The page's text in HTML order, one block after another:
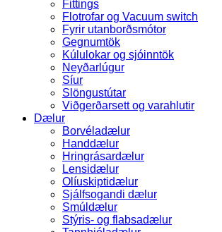
Fittings
Flotrofar og Vacuum switch
Fyrir utanborðsmótor
Gegnumtök
Kúlulokar og sjóinntök
Neyðarlúgur
Síur
Slöngustútar
Viðgerðarsett og varahlutir
Dælur
Borvéladælur
Handdælur
Hringrásardælur
Lensidælur
Olíuskiptidælur
Sjálfsogandi dælur
Smúldælur
Stýris- og flabsadælur